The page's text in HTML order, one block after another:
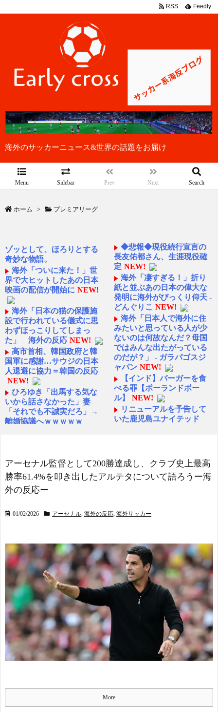
海外のサッカーニュース&世界の話題をお届け
Menu Sidebar Prev Next Search
RSS Feedly
ホーム > プレミアリーグ
ゾッとして、ほろりとする
奇妙な物語。
海外「ついに来た！」世
界で大ヒットしたあの日本
映画の配信が開始に NEW!
海外「日本の猫の保護施
設で行われている儀式に思
わずほっこりしてしまっ
た」 海外の反応 NEW!
高市首相、韓国政府と韓
国軍に感謝…サウジの日本
人退避に協力＝韓国の反応
NEW!
ひろゆき「出馬する気な
いから話さなかった」妻
「それでも不誠実だろ」→
離婚協議へｗｗｗｗｗ
人に海外が大騒ぎ NEW!
外国人「アンチがいない
女性アニメキャラといえば
誰が思い浮かぶ？」
外国人「アンチがいない
スマホゲー業界、終わり
の始まり…倒産件数が過去
最多ペース「数億円かけて
も爆ﾀﾋ」 NEW!
【悲報】女さん、歩行者
を轢いた挙句、道路に倒れ
てどえらいことになってし
まうw w w w w w w NEW!
【朗報】天才、三井寺
眞…国際移籍はFIFA規定で
全てのチームに2人以上日本
◆悲報◆現役続行宣言の
長友佑都さん、生涯現役確
定 NEW!
海外「凄すぎる！」折り
紙と並ぶあの日本の偉大な
発明に海外がびっくり仰天 -
どんぐりこ NEW!
海外「日本人で海外に住
みたいと思っている人が少
ないのは何故なんだ？母国
ではみんな出たがっている
のだが？」 - ガラパゴスジ
ャパン NEW!
【インド】バーガーを食
べる罪【ポーランドボー
ル】
NEW!
リニューアルを予告して
いた鹿児島ユナイテッド
外国人審判約10人に性的
接待か…14～15年前のW
杯・五輪予選など7試合
SGが鈴木彩艶の獲得へ増額
オファーを準備しているこ
【ヤニねこ】座り方がス
ラブ人すぎる【海外の反
応】
スペイン代表、16年ぶり
W杯優勝！フェラン・トー
レス決勝ゴールでアルゼン
チンを延長戦の末に撃破！
主将ロドリが大会MVP（関
海外「面白い！」英雄の
凱旋試合で韓国人が見せた
ユーモアを海外大絶賛！
飲み物は何？」 中国人
「あの乳酸菌飲料！」「188
アーセナル監督として200勝達成し、クラブ史上最高
勝率61.4%を叩き出したアルテタについて語ろうー海
外の反応ー
01/02/2026 アーセナル 海外の反応 海外サッカー
More